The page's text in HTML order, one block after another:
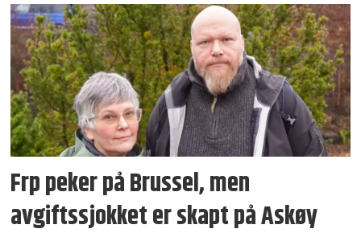
Frp peker på Brussel, men
avgiftssjokket er skapt på Askøy